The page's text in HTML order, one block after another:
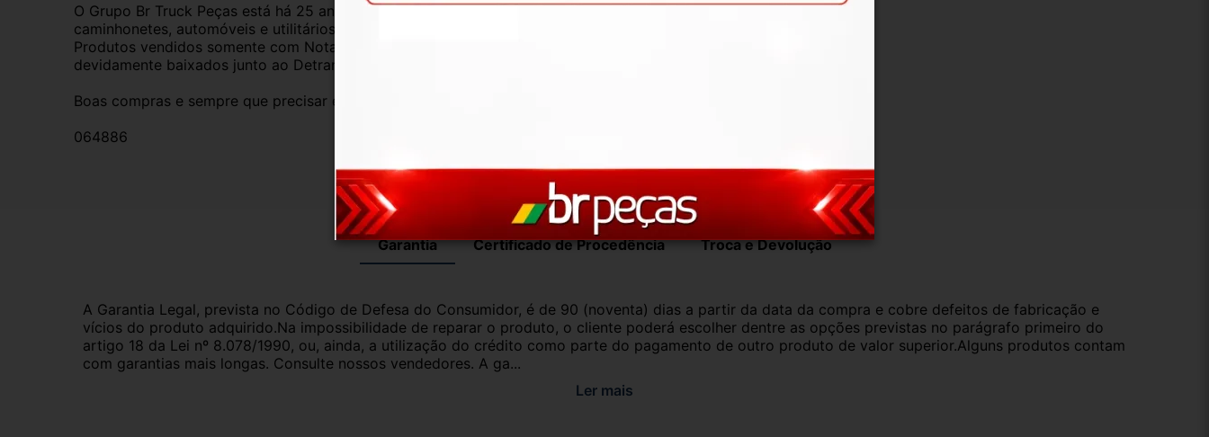
O Grupo Br Truck Peças está há 25 anos comercializando peças para caminhões, vans,
caminhonetes, automóveis e utilitários. Todas com garantia de procedência e funcionamento.
Produtos vendidos somente com Nota Fiscal e proveniente de veículo sucata – TODOS
devidamente baixados junto ao Detran.
Boas compras e sempre que precisar estamos aqui para ajudar!
064886
Garantia Certificado de Procedência Troca e Devolução
A Garantia Legal, prevista no Código de Defesa do Consumidor, é de 90 (noventa) dias a partir da data da compra e cobre defeitos de fabricação e
vícios do produto adquirido.Na impossibilidade de reparar o produto, o cliente poderá escolher dentre as opções previstas no parágrafo primeiro do
artigo 18 da Lei nº 8.078/1990, ou, ainda, a utilização do crédito como parte do pagamento de outro produto de valor superior.Alguns produtos contam
com garantias mais longas. Consulte nossos vendedores. A ga...
Ler mais